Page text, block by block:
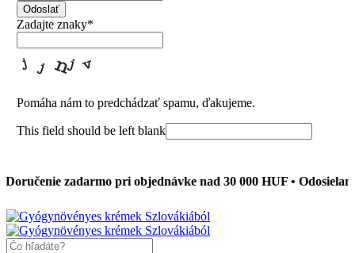
Odoslať
Zadajte znaky*
Pomáha nám to predchádzať spamu, ďakujeme.
This field should be left blank
zadarmo pri objednávke nad 30 000 HUF • Odosielame do 24